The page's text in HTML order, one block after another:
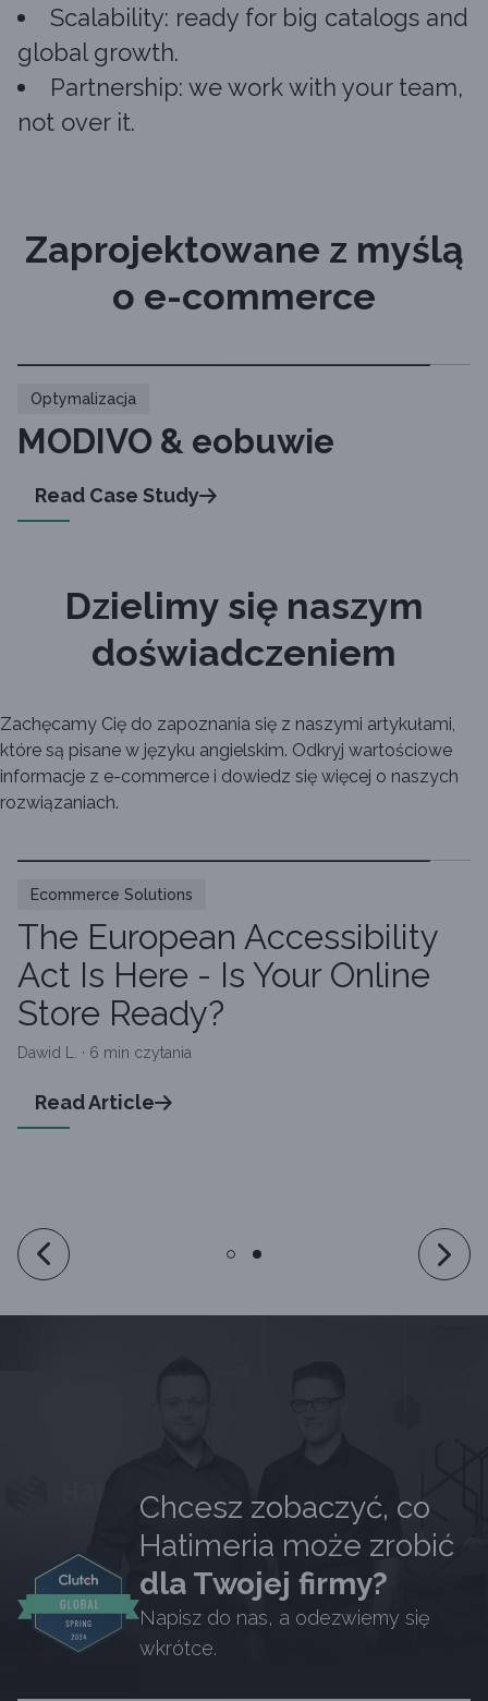
Scalability: ready for big catalogs and
global growth.
Partnership: we work with your team,
not over it.
Zaprojektowane z myślą
o e-commerce
Optymalizacja
MODIVO & eobuwie
Read Case Study
Dzielimy się naszym
doświadczeniem
Zachęcamy Cię do zapoznania się z naszymi artykułami,
które są pisane w języku angielskim. Odkryj wartościowe
informacje z e-commerce i dowiedz się więcej o naszych
rozwiązaniach.
Ecommerce Solutions
The European Accessibility
Act Is Here - Is Your Online
Store Ready?
Dawid L. · 6 min czytania
Read Article
Chcesz zobaczyć, co
Hatimeria może zrobić
dla Twojej firmy?
Napisz do nas, a odezwiemy się
wkrótce.